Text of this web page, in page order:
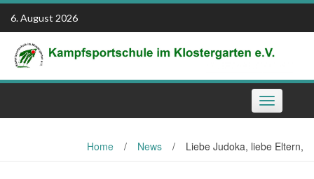
Skip
content
6. August 2026
Toggle
navigation
Home / News / Liebe Judoka, liebe Eltern,